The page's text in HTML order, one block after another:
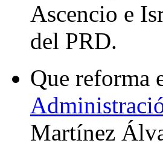
Ascencio e
del PRD.
Que reforma
Martínez